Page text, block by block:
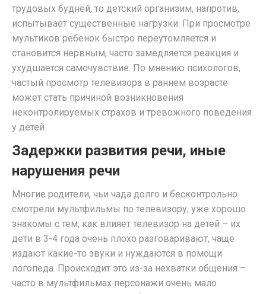
трудовых будней, то детский организим, напротив,
испытывает существенные нагрузки. При просмотре
мультиков ребенок быстро переутомляется и
становится нервным, часто замедляется реакция и
ухудшается самочувствие. По мнению психологов,
частый просмотр телевизора в раннем возрасте
может стать причиной возникновения
неконтролируемых страхов и тревожного поведения
у детей.
Задержки развития речи, иные
нарушения речи
Многие родители, чьи чада долго и бесконтрольно
смотрели мультфильмы по телевизору, уже хорошо
знакомы с тем, как влияет телевизор на детей – их
дети в 3-4 года очень плохо разговаривают, чаще
издают какие-то звуки и нуждаются в помощи
логопеда. Происходит это из-за нехватки общения –
часто в мультфильмах персонажи очень мало